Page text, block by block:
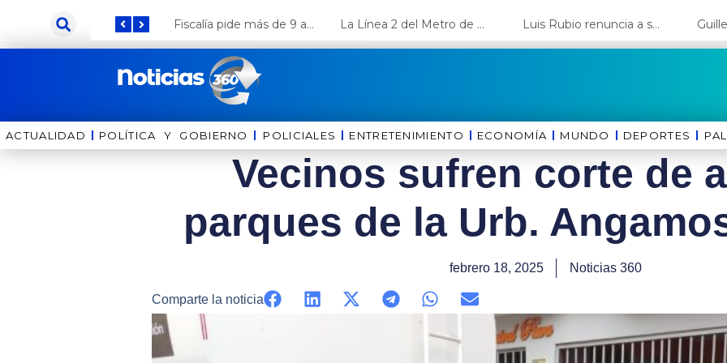
contenido
Fiscalía pide más de 9 años de cárcel para el diputado de oposición Harvey Colchado La Línea 2 del Metro de Lima y el Ramal 4 alcanzan un avance del 80% Luis Rubio renuncia a su candidatura a Lima y deja el camino libre a López Aliaga
ACTUALIDAD POLÍTICA Y GOBIERNO ⁠⁠POLICIALES ENTRETENIMIENTO ECONOMÍA MUNDO DEPORTES
Vecinos sufren corte de
parques de la Urb.
febrero 18, 2025 Noticias 360
Comparte la noticia